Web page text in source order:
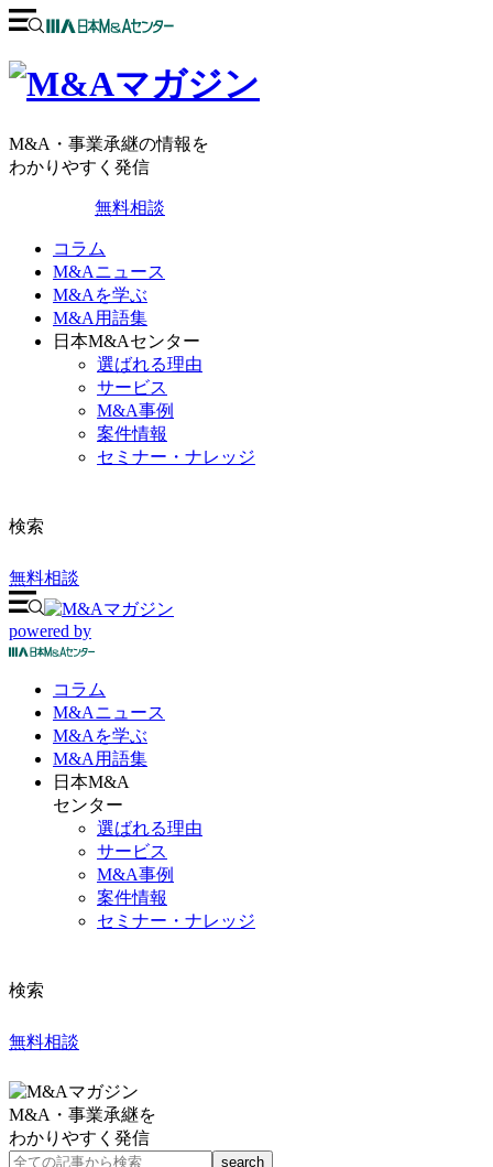
M&A・事業承継の情報を
わかりやすく発信
無料相談
コラム
M&Aニュース
M&Aを学ぶ
M&A用語集
日本M&Aセンター
選ばれる理由
サービス
M&A事例
案件情報
セミナー・ナレッジ
検索
無料相談
powered by
コラム
M&Aニュース
M&Aを学ぶ
M&A 用語集
日本M&A
センター
選ばれる理由
サービス
M&A事例
案件情報
セミナー・ナレッジ
検索
無料相談
M&A・事業承継を
わかりやすく発信